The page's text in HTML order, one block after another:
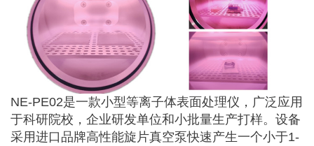
NE-PE02是一款小型等离子体表面处理仪，广泛应用
于科研院校，企业研发单位和小批量生产打样。设备
采用进口品牌高性能旋片真空泵快速产生一个小于1-